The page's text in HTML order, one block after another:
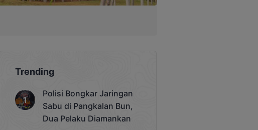
Trending
Polisi Bongkar Jaringan
Sabu di Pangkalan Bun,
Dua Pelaku Diamankan